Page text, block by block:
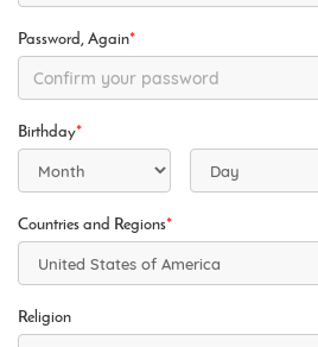
Password, Again*
Birthday*
Countries and Regions*
Religion